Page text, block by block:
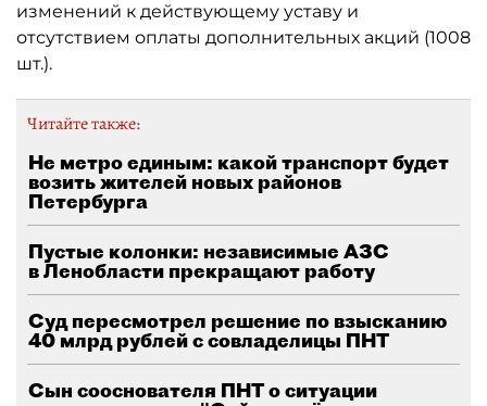
изменений к действующему уставу и
отсутствием оплаты дополнительных акций (1008
шт.).
Читайте также:
Не метро единым: какой транспорт будет
возить жителей новых районов
Петербурга
Пустые колонки: независимые АЗС
в Ленобласти прекращают работу
Суд пересмотрел решение по взысканию
40 млрд рублей с совладелицы ПНТ
Сын сооснователя ПНТ о ситуации